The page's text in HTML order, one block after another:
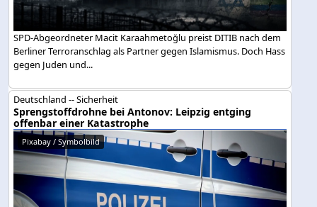
SPD-Abgeordneter Macit Karaahmetoğlu preist DITIB nach dem
Berliner Terroranschlag als Partner gegen Islamismus. Doch Hass
gegen Juden und...
Deutschland -- Sicherheit
Sprengstoffdrohne bei Antonov: Leipzig entging
offenbar einer Katastrophe
Pixabay / Symbolbild